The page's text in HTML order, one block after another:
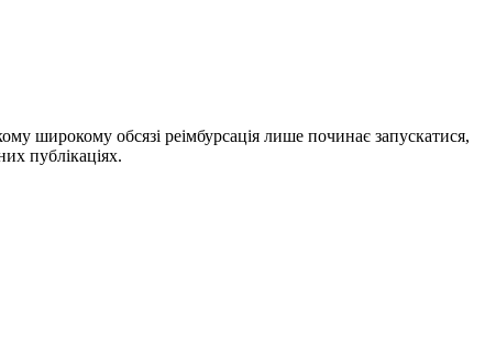
широкому обсязі реімбурсація лише починає запускатися,
публікаціях.